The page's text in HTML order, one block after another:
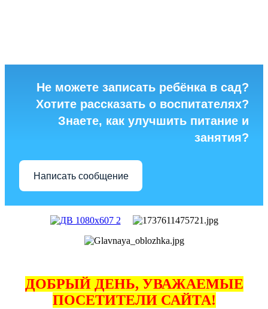
Не можете записать ребёнка в сад?
Хотите рассказать о воспитателях?
Знаете, как улучшить питание и
занятия?
Написать сообщение
ДОБРЫЙ ДЕНЬ, УВАЖАЕМЫЕ
ПОСЕТИТЕЛИ САЙТА!